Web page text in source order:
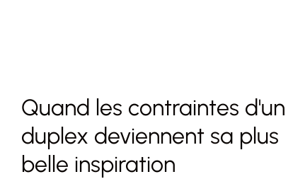
Quand les contraintes d'un
duplex deviennent sa plus
belle inspiration